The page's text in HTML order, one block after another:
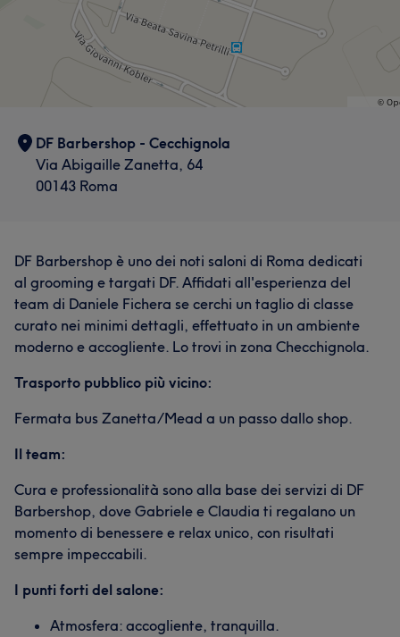
DF Barbershop - Cecchignola
Via Abigaille Zanetta, 64
00143 Roma
DF Barbershop è uno dei noti saloni di Roma dedicati
al grooming e targati DF. Affidati all'esperienza del
team di Daniele Fichera se cerchi un taglio di classe
curato nei minimi dettagli, effettuato in un ambiente
moderno e accogliente. Lo trovi in zona Checchignola.
Trasporto pubblico più vicino:
Fermata bus Zanetta/Mead a un passo dallo shop.
Il team:
Cura e professionalità sono alla base dei servizi di DF
Barbershop, dove Gabriele e Claudia ti regalano un
momento di benessere e relax unico, con risultati
sempre impeccabili.
I punti forti del salone:
Atmosfera: accogliente, tranquilla.